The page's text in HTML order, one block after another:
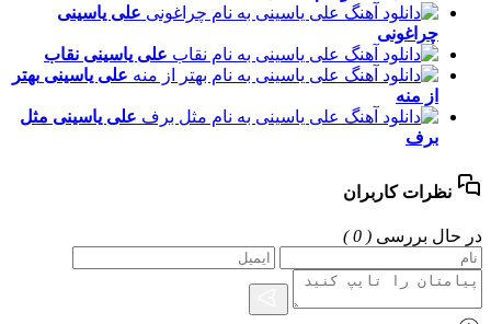
علی یاسینی
چراغونی
علی یاسینی نقاب
علی یاسینی بهتر
از منه
علی یاسینی مثل
برف
نظرات کاربران
در حال بررسی ( 0 )